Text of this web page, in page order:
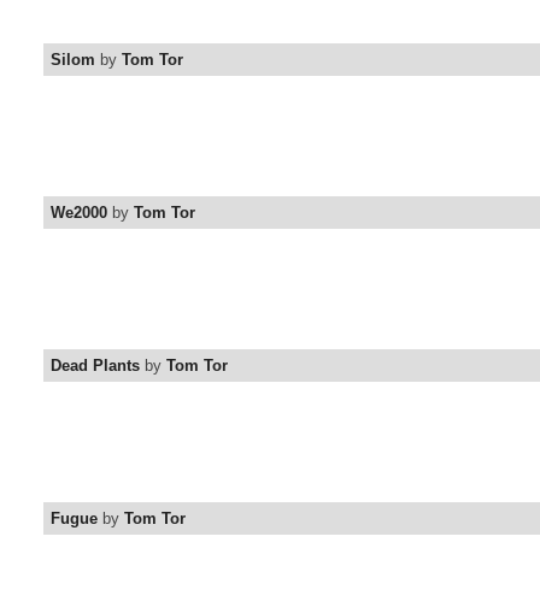
Silom by Tom Tor
We2000 by Tom Tor
Dead Plants by Tom Tor
Fugue by Tom Tor